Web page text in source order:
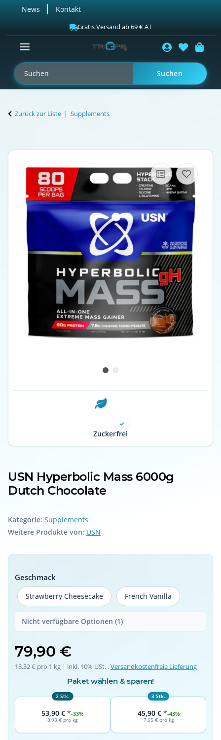
News Kontakt
Gratis Versand ab 69 € AT
Suchen
Zurück zur Liste Supplements
Zuckerfrei
USN Hyperbolic Mass 6000g
Dutch Chocolate
Kategorie: Supplements
Weitere Produkte von: USN
Geschmack
Strawberry CheesecakeStrawberry CheesecakeFrench Vanilla
French Vanilla
Nicht verfügbare Optionen (1)
79,90 €
13,32 € pro 1 kg | inkl. 10% USt. , Versandkostenfreie Lieferung
Paket wählen & sparen!
2 Stk.
53,90 € *-33%
8,98 € pro kg
3 Stk.
45,90 € *-43%
7,65 € pro kg